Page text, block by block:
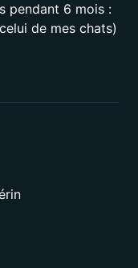
pendant 6 mois :
de mes chats)